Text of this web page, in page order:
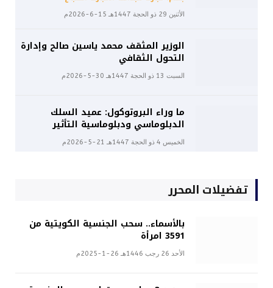
الأثنين 29 ذو الحجة 1447هـ 15-6-2026م
الوزير المثقف محمد ياسين صالح وإدارة
التحول الثقافي
السبت 13 ذو الحجة 1447هـ 30-5-2026م
ما وراء البروتوكول: عميد السلك
الدبلوماسي ودبلوماسية التأثير
الخميس 4 ذو الحجة 1447هـ 21-5-2026م
تفضيلات المحرر
بالأسماء.. سحب الجنسية الكويتية من
3591 امرأة
الأحد 26 رجب 1446هـ 26-1-2025م